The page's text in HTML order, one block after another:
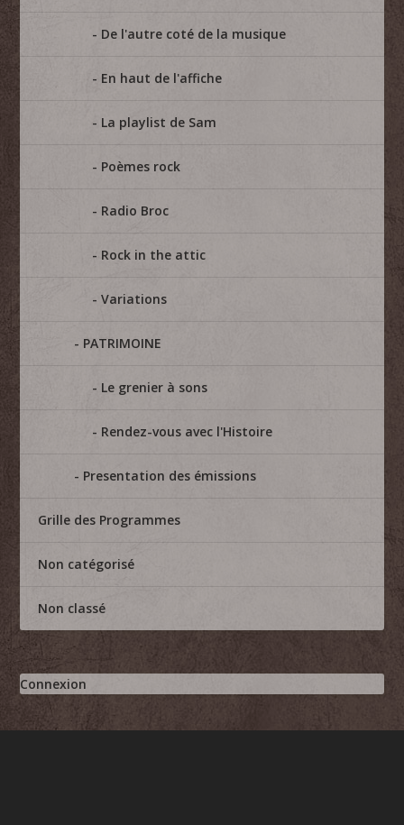
De l'autre coté de la musique
En haut de l'affiche
La playlist de Sam
Poèmes rock
Radio Broc
Rock in the attic
Variations
PATRIMOINE
Le grenier à sons
Rendez-vous avec l'Histoire
Presentation des émissions
Grille des Programmes
Non catégorisé
Non classé
Connexion